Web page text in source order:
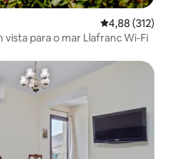
4,88 de uma
4,88 (312)
para o mar Llafranc Wi-Fi